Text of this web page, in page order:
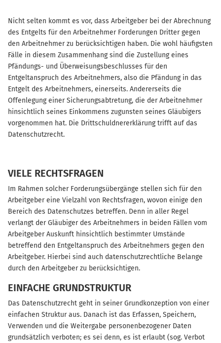
Nicht selten kommt es vor, dass Arbeitgeber bei der Abrechnung
des Entgelts für den Arbeitnehmer Forderungen Dritter gegen
den Arbeitnehmer zu berücksichtigen haben. Die wohl häufigsten
Fälle in diesem Zusammenhang sind die Zustellung eines
Pfändungs- und Überweisungsbeschlusses für den
Entgeltanspruch des Arbeitnehmers, also die Pfändung in das
Entgelt des Arbeitnehmers, einerseits. Andererseits die
Offenlegung einer Sicherungsabtretung, die der Arbeitnehmer
hinsichtlich seines Einkommens zugunsten seines Gläubigers
vorgenommen hat. Die Drittschuldnererklärung trifft auf das
Datenschutzrecht.
VIELE RECHTSFRAGEN
Im Rahmen solcher Forderungsübergänge stellen sich für den
Arbeitgeber eine Vielzahl von Rechtsfragen, wovon einige den
Bereich des Datenschutzes betreffen. Denn in aller Regel
verlangt der Gläubiger des Arbeitnehmers in beiden Fällen vom
Arbeitgeber Auskunft hinsichtlich bestimmter Umstände
betreffend den Entgeltanspruch des Arbeitnehmers gegen den
Arbeitgeber. Hierbei sind auch datenschutzrechtliche Belange
durch den Arbeitgeber zu berücksichtigen.
EINFACHE GRUNDSTRUKTUR
Das Datenschutzrecht geht in seiner Grundkonzeption von einer
einfachen Struktur aus. Danach ist das Erfassen, Speichern,
Verwenden und die Weitergabe personenbezogener Daten
grundsätzlich verboten; es sei denn, es ist erlaubt (sog. Verbot